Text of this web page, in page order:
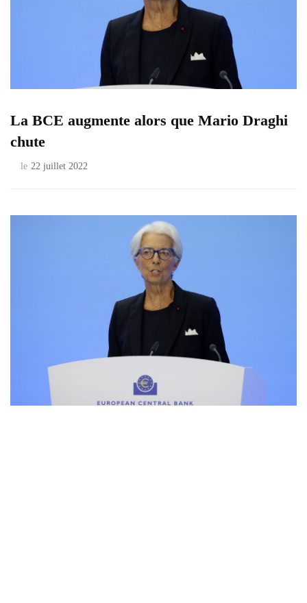
La BCE augmente alors que Mario Draghi
chute
le 22 juillet 2022